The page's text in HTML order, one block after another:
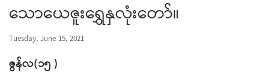
သောယေဇူးရွှေနှလုံးတော်။
Tuesday, June 15, 2021
ဇွန်လ(၁၅)